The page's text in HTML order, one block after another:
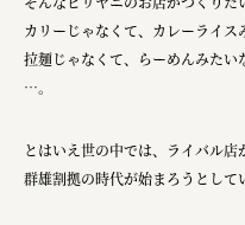
三國屋善五郎
福山電業株式会社
株式会社カタパット
カリーじゃなくて、カレーライス
拉麺じゃなくて、らーめんみたい
…。
とはいえ世の中では、ライバル店
群雄割拠の時代が始まろうとして